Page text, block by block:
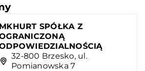
MKHURT SPÓŁKA Z
32-800 Brzesko, ul.
Pomianowska 7